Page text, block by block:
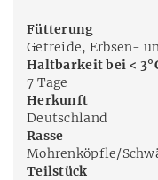
Fütterung
Getreide, Erbsen-
Haltbarkeit bei <
7 Tage
Herkunft
Deutschland
Rasse
Mohrenköpfle/
Teilstück